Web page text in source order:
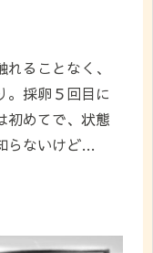
ることなく、
。採卵５回目に
初めてで、状態
らないけど…